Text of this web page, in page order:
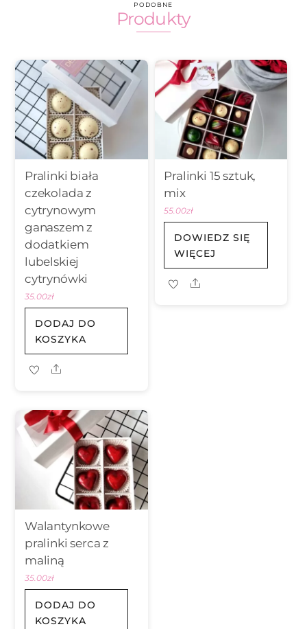
PODOBNE
Produkty
Pralinki biała
czekolada z
cytrynowym
ganaszem z
dodatkiem
lubelskiej
cytrynówki
35.00zł
DODAJ DO
KOSZYKA
Share
Pralinki 15 sztuk,
mix
55.00zł
DOWIEDZ SIĘ
WIĘCEJ
Share
Walantynkowe
pralinki serca z
maliną
35.00zł
DODAJ DO
KOSZYKA